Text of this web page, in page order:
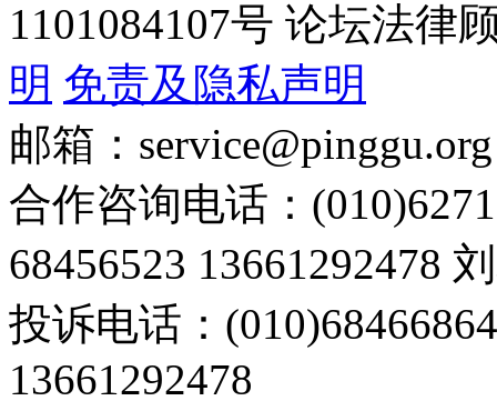
1101084107号 论坛法律
明 免责及隐私声明
邮箱：service@pinggu.org
合作咨询电话：
68456523 13661292478
投诉电话：
13661292478